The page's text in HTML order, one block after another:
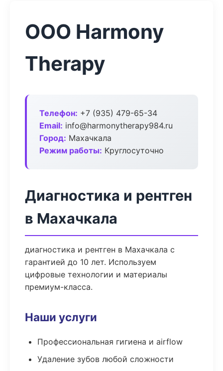
ООО Harmony
Therapy
Телефон: +7 (935) 479-65-34
Email: info@harmonytherapy984.ru
Город: Махачкала
Режим работы: Круглосуточно
Диагностика и рентген
в Махачкала
диагностика и рентген в Махачкала с
гарантией до 10 лет. Используем
цифровые технологии и материалы
премиум-класса.
Наши услуги
Профессиональная гигиена и airflow
Удаление зубов любой сложности